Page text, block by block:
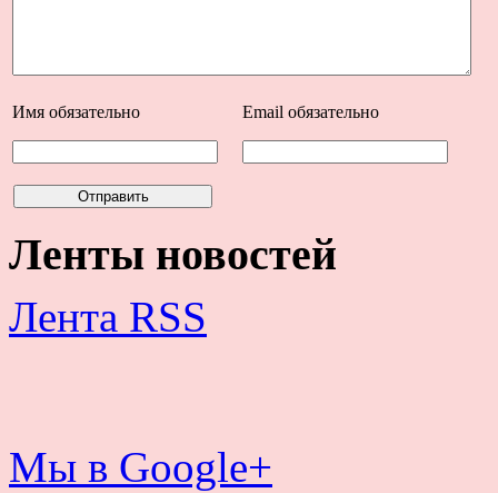
Имя обязательно Email обязательно
Ленты новостей
Лента RSS
Мы в Google+